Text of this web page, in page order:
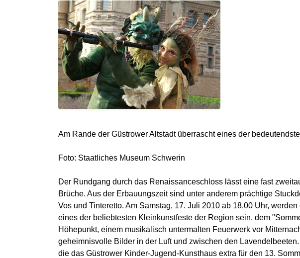
Am Rande der Güstrower Altstadt überrascht eines der
Foto: Staatliches Museum Schwerin
Der Rundgang durch das Renaissanceschloss lässt eine fast
Brüche. Aus der Erbauungszeit sind unter anderem prächtige
Vos und Tinteretto. Am Samstag, 17. Juli 2010 ab 18.00 Uhr,
eines der beliebtesten Kleinkunstfeste der Region sein, dem
Höhepunkt, einem musikalisch untermalten Feuerwerk vor
geheimnisvolle Bilder in der Luft und zwischen den
die das Güstrower Kinder-Jugend-Kunsthaus extra für den 13.